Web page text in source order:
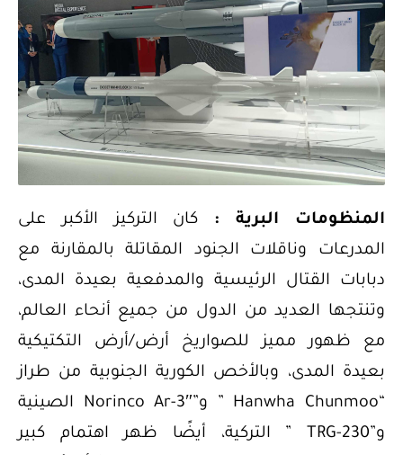
المنظومات البرية :
كان التركيز الأكبر على
المدرعات وناقلات الجنود المقاتلة بالمقارنة مع
دبابات القتال الرئيسية والمدفعية بعيدة المدى،
وتنتجها العديد من الدول من جميع أنحاء العالم،
مع ظهور مميز للصواريخ أرض/أرض التكتيكية
بعيدة المدى، وبالأخص الكورية الجنوبية من طراز
“Hanwha Chunmoo ” و”Norinco Ar-3″ الصينية
و”TRG-230 ” التركية، أيضًا ظهر اهتمام كبير